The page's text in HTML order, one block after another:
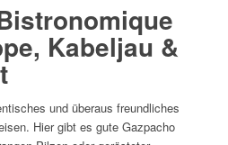
Kabeljau &
und überaus freundliches
Hier gibt es gute Gazpacho